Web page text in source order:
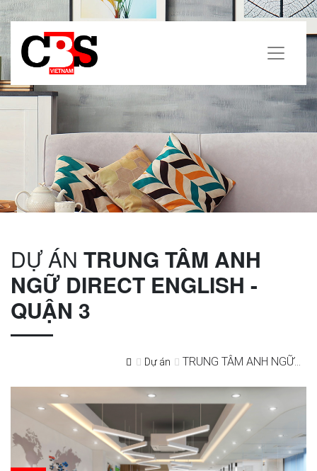
DỰ ÁN TRUNG TÂM ANH
NGỮ DIRECT ENGLISH -
QUẬN 3
Dự án TRUNG TÂM ANH NGỮ...